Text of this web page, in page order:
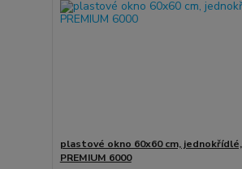
plastové okno 60x60 cm,
PREMIUM 6000